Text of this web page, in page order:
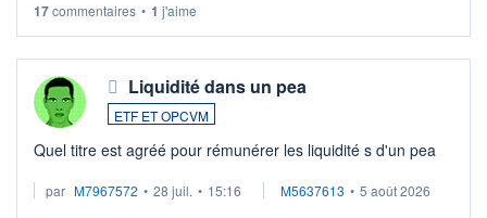
17commentaires • 1 j'aime
Liquidité dans un pea
ETF ET OPCVM
Quel titre est agréé pour rémunérer les liquidité s d'un pea
par M7967572 • 28 juil. • 15:16 M5637613 • 5 août 2026